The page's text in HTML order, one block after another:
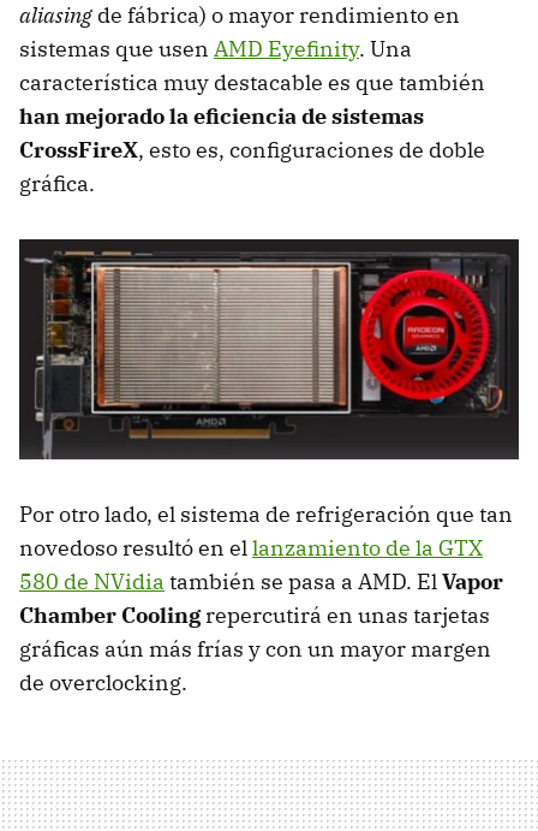
aliasing de fábrica) o mayor rendimiento en
sistemas que usen AMD Eyefinity. Una
característica muy destacable es que también
han mejorado la eficiencia de sistemas
CrossFireX, esto es, configuraciones de doble
gráfica.
Por otro lado, el sistema de refrigeración que tan
novedoso resultó en el lanzamiento de la GTX
580 de NVidia también se pasa a AMD. El Vapor
Chamber Coolingrepercutirá en unas tarjetas
gráficas aún más frías y con un mayor margen
de overclocking.